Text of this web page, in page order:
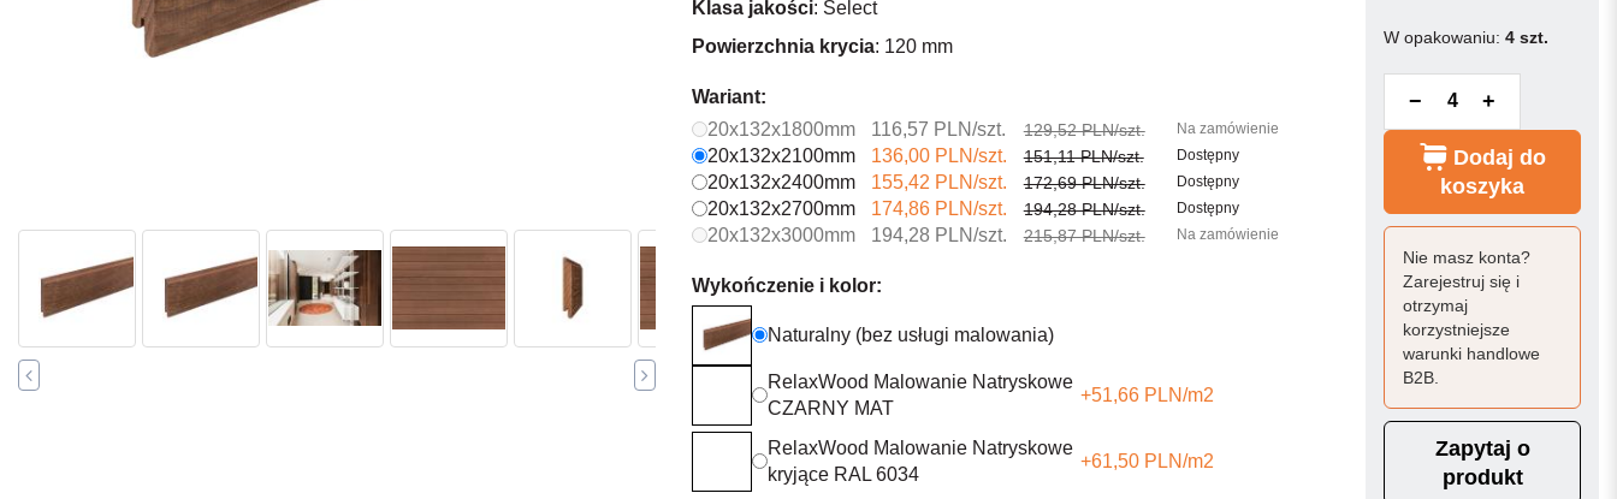
Klasa jakości: Select
Powierzchnia krycia: 120 mm
Wariant:
20x132x1800mm
116,57 PLN/szt. 129,52 PLN/szt. Na zamówienie
20x132x2100mm 136,00 PLN/szt. 151,11 PLN/szt. Dostępny
20x132x2400mm 155,42 PLN/szt. 172,69 PLN/szt. Dostępny
20x132x2700mm 174,86 PLN/szt. 194,28 PLN/szt. Dostępny
20x132x3000mm 194,28 PLN/szt. 215,87 PLN/szt. Na zamówienie
Wykończenie i kolor:
Naturalny (bez usługi malowania)
RelaxWood Malowanie Natryskowe
CZARNY MAT
+51,66 PLN/m2
RelaxWood Malowanie Natryskowe
kryjące RAL 6034
+61,50 PLN/m2
W opakowaniu: 4 szt.
− +
Dodaj do
koszyka
Nie masz konta?
Zarejestruj się i
otrzymaj
korzystniejsze
warunki handlowe
B2B.
Zapytaj o
produkt